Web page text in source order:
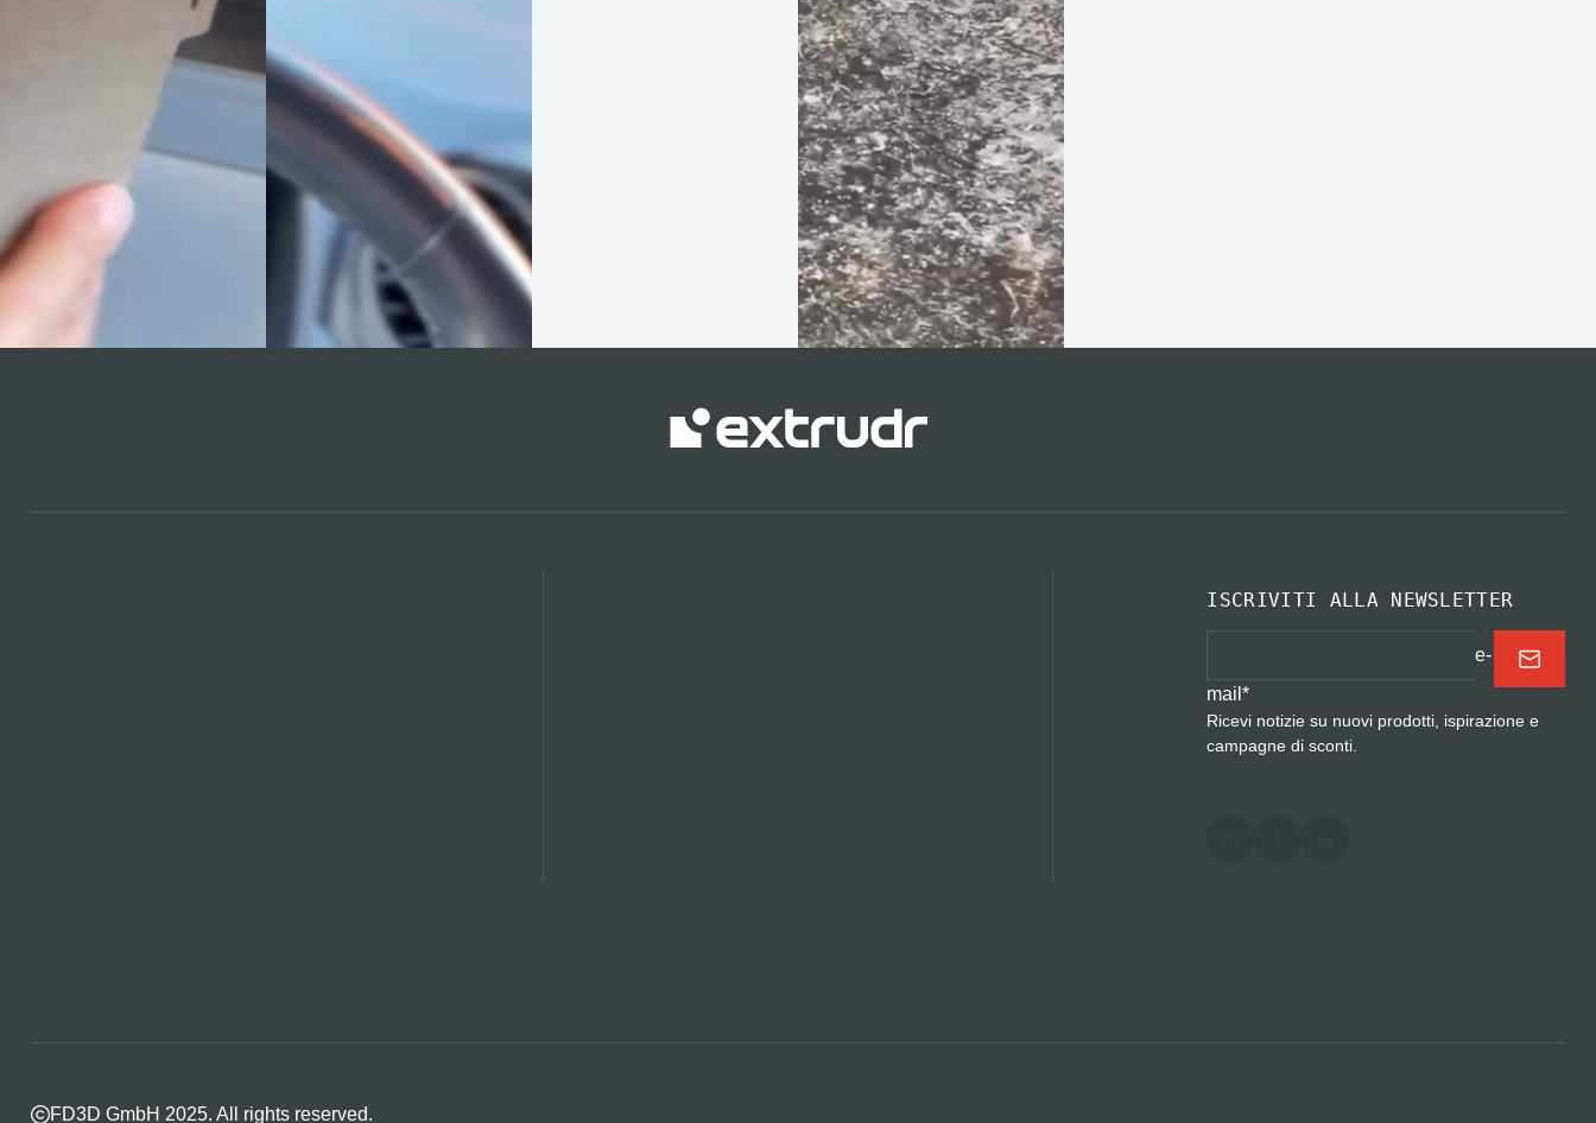
ISCRIVITI ALLA NEWSLETTER
e-
mail*
Ricevi notizie su nuovi prodotti, ispirazione e
campagne di sconti.
FD3D GmbH 2025. All rights reserved.